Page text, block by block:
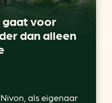
gaat voor
dan alleen
als eigenaar